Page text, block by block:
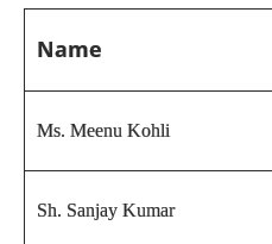
Name
Ms. Meenu Kohli
Sh. Sanjay Kumar